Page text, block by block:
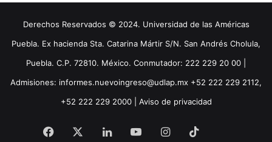
Derechos Reservados © 2024. Universidad de las Américas
Puebla. Ex hacienda Sta. Catarina Mártir S/N. San Andrés Cholula,
Puebla. C.P. 72810. México. Conmutador: 222 229 20 00 |
Admisiones: informes.nuevoingreso@udlap.mx +52 222 229 2112,
+52 222 229 2000 | Aviso de privacidad
Facebook LinkedInYouTubeInstagram